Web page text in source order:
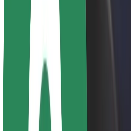
Oppdrag
Investorrelasjoner
Ledelse
Merkevare
Media
Urban Fund
Sikkerhet